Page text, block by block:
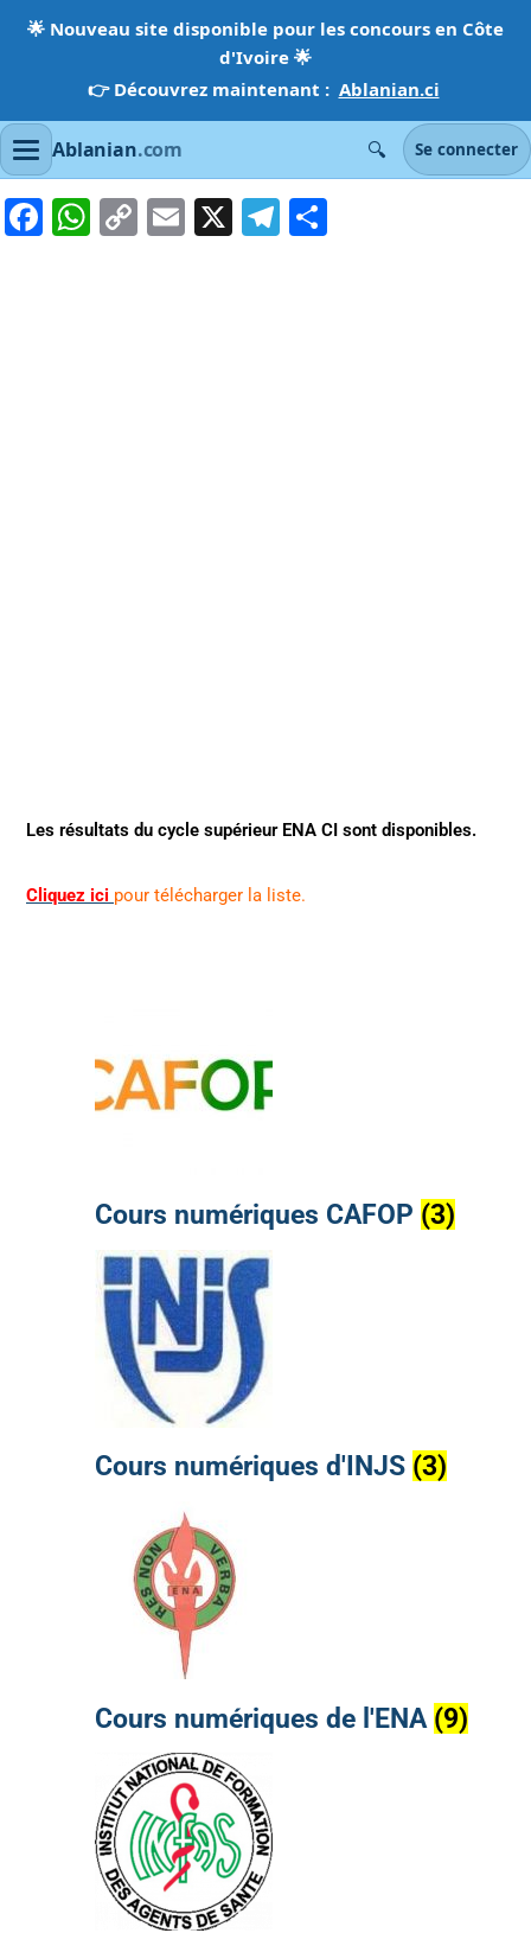
🌟 Nouveau site disponible pour les concours en Côte
d'Ivoire 🌟
👉 Découvrez maintenant : Ablanian.ci
Ablanian.com 🔍 Se connecter
Facebook
WhatsApp
CopyEmail
X Telegram
Les résultats du cycle supérieur ENA CI sont disponibles.
Cliquez ici pour télécharger la liste.
Cours numériques CAFOP (3)
Cours numériques d'INJS (3)
Cours numériques de l'ENA (9)